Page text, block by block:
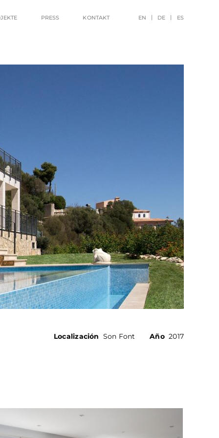
PRESS KONTAKT EN DE ES
Localización Son FontAño2017